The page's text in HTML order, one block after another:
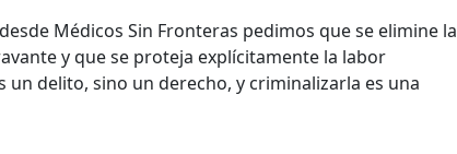
Médicos Sin Fronteras pedimos que se elimine la
y que se proteja explícitamente la labor
delito, sino un derecho, y criminalizarla es una